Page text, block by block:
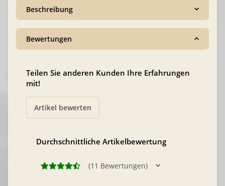
Beschreibung
Bewertungen
Durchschnittliche Artikelbewertung
(11 Bewertungen)
Teilen Sie anderen Kunden Ihre Erfahrungen
mit!
Artikel bewerten